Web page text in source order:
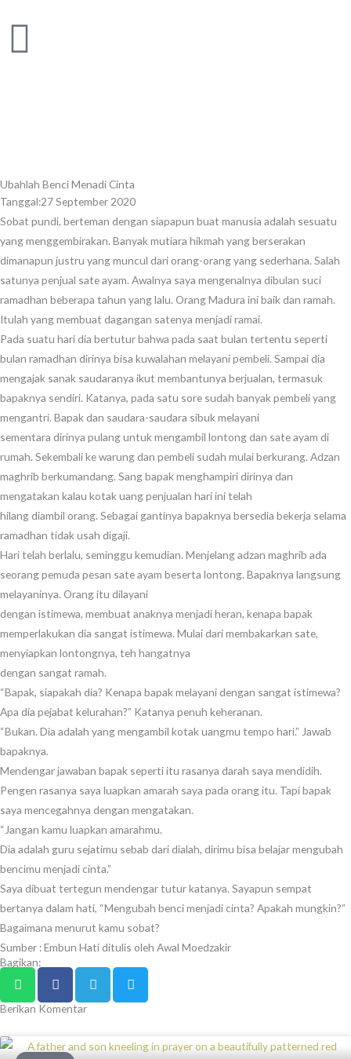
content
Ubahlah Benci Menadi Cinta
Tanggal:27 September 2020
Sobat pundi, berteman dengan siapapun buat manusia adalah sesuatu
yang menggembirakan. Banyak mutiara hikmah yang berserakan
dimanapun justru yang muncul dari orang-orang yang sederhana. Salah
satunya penjual sate ayam. Awalnya saya mengenalnya dibulan suci
ramadhan beberapa tahun yang lalu. Orang Madura ini baik dan ramah.
Itulah yang membuat dagangan satenya menjadi ramai.
Pada suatu hari dia bertutur bahwa pada saat bulan tertentu seperti
bulan ramadhan dirinya bisa kuwalahan melayani pembeli. Sampai dia
mengajak sanak saudaranya ikut membantunya berjualan, termasuk
bapaknya sendiri. Katanya, pada satu sore sudah banyak pembeli yang
mengantri. Bapak dan saudara-saudara sibuk melayani
sementara dirinya pulang untuk mengambil lontong dan sate ayam di
rumah. Sekembali ke warung dan pembeli sudah mulai berkurang. Adzan
maghrib berkumandang. Sang bapak menghampiri dirinya dan
mengatakan kalau kotak uang penjualan hari ini telah
hilang diambil orang. Sebagai gantinya bapaknya bersedia bekerja selama
ramadhan tidak usah digaji.
Hari telah berlalu, seminggu kemudian. Menjelang adzan maghrib ada
seorang pemuda pesan sate ayam beserta lontong. Bapaknya langsung
melayaninya. Orang itu dilayani
dengan istimewa, membuat anaknya menjadi heran, kenapa bapak
memperlakukan dia sangat istimewa. Mulai dari membakarkan sate,
menyiapkan lontongnya, teh hangatnya
dengan sangat ramah.
“Bapak, siapakah dia? Kenapa bapak melayani dengan sangat istimewa?
Apa dia pejabat kelurahan?” Katanya penuh keheranan.
“Bukan. Dia adalah yang mengambil kotak uangmu tempo hari.” Jawab
bapaknya.
Mendengar jawaban bapak seperti itu rasanya darah saya mendidih.
Pengen rasanya saya luapkan amarah saya pada orang itu. Tapi bapak
saya mencegahnya dengan mengatakan.
“Jangan kamu luapkan amarahmu.
Dia adalah guru sejatimu sebab dari dialah, dirimu bisa belajar mengubah
bencimu menjadi cinta.”
Saya dibuat tertegun mendengar tutur katanya. Sayapun sempat
bertanya dalam hati, “Mengubah benci menjadi cinta? Apakah mungkin?”
Bagaimana menurut kamu sobat?
Sumber : Embun Hati ditulis oleh Awal Moedzakir
Bagikan:
Berikan Komentar